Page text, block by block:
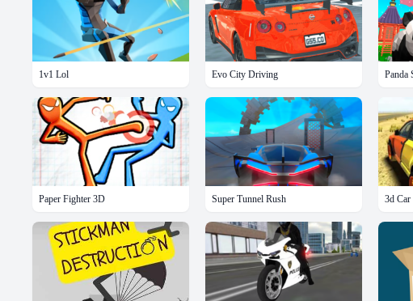
1v1 Lol Evo City Driving Panda
Paper Fighter 3D Super Tunnel Rush 3d